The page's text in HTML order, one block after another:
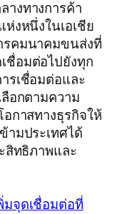
งทางการค้า
งหนึ่งในเอเชีย
รคมนาคมขนส่งที่
ชื่อมต่อไปยังทุก
รเชื่อมต่อและ
ลือกตามความ
กาสทางธุรกิจให้
ามประเทศได้
สิทธิภาพและ
มจุดเชื่อมต่อที่